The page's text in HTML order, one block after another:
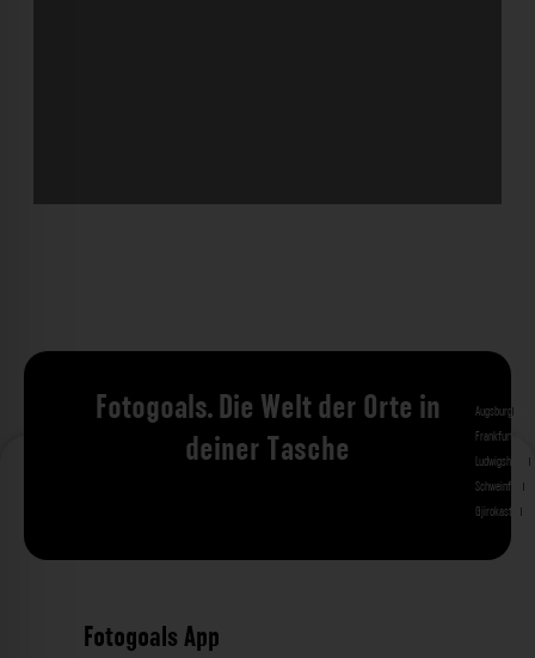
Fotogoals. Die Welt der Orte in
deiner Tasche
Augsburg
Frankfurt am
Ludwigshafen
Schweinfurt
Gjirokastra
Fotogoals App